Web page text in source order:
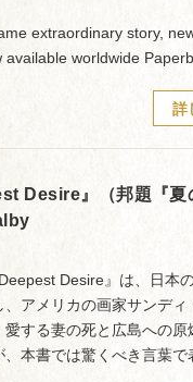
extraordinary story,
worldwide
詳
Desire』（邦題『夏
Desire』は、日本
アメリカの画家サンディ
する妻の死と広島への原
本書では驚くべき言葉で